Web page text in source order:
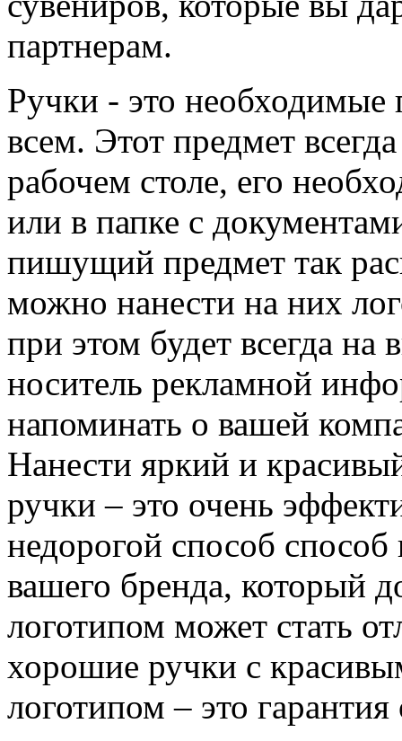
партнерам.
Ручки - это
всем. Этот предмет
рабочем столе, его
или в папке с
пишущий предмет так
можно нанести на них
при этом будет всегда на
носитель рекламной
напоминать о вашей
Нанести яркий и
ручки – это очень
недорогой способ
вашего бренда, который
логотипом может стать
хорошие ручки с
логотипом – это